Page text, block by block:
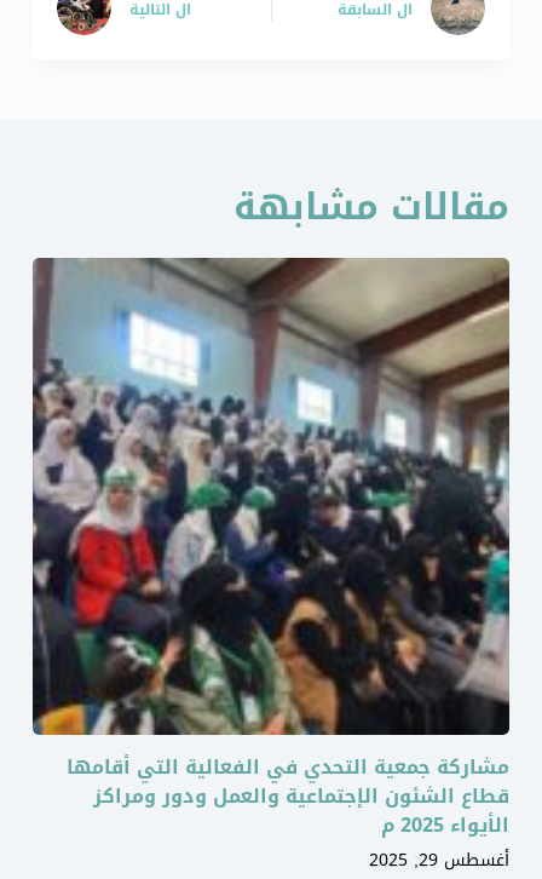
الالسابقة ال التالية
مقالات مشابهة
مشاركة جمعية التحدي في الفعالية التي أقامها
قطاع الشئون الإجتماعية والعمل ودور ومراكز
الأيواء 2025 م
أغسطس 29, 2025